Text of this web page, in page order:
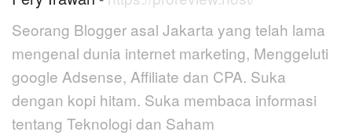
Seorang Blogger asal Jakarta yang telah lama
mengenal dunia internet marketing, Menggeluti
google Adsense, Affiliate dan CPA. Suka
dengan kopi hitam. Suka membaca informasi
tentang Teknologi dan Saham